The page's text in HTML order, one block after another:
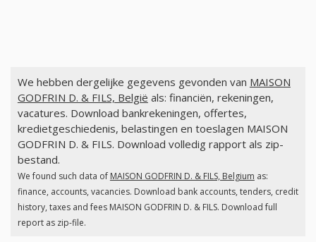
We hebben dergelijke gegevens gevonden van MAISON
GODFRIN D. & FILS, België als: financiën, rekeningen,
vacatures. Download bankrekeningen, offertes,
kredietgeschiedenis, belastingen en toeslagen MAISON
GODFRIN D. & FILS. Download volledig rapport als zip-
bestand.
We found such data of MAISON GODFRIN D. & FILS, Belgium as:
finance, accounts, vacancies. Download bank accounts, tenders, credit
history, taxes and fees MAISON GODFRIN D. & FILS. Download full
report as zip-file.